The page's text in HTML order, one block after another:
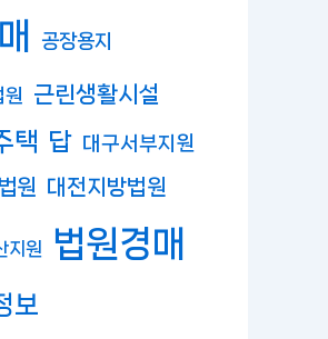
공장용지
원 근린생활시설
택 답 대구서부지원
원 대전지방법원
지원 법원경매
보